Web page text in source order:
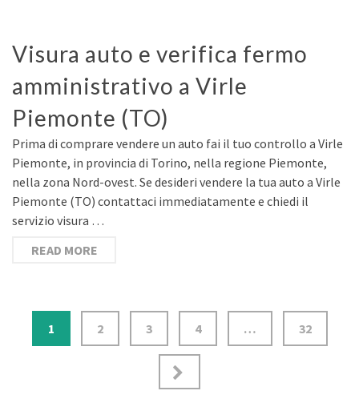
Visura auto e verifica fermo
amministrativo a Virle
Piemonte (TO)
Prima di comprare vendere un auto fai il tuo controllo a Virle
Piemonte, in provincia di Torino, nella regione Piemonte,
nella zona Nord-ovest. Se desideri vendere la tua auto a Virle
Piemonte (TO) contattaci immediatamente e chiedi il
servizio visura …
READ MORE
Navigazione
1 2 3 4 … 32